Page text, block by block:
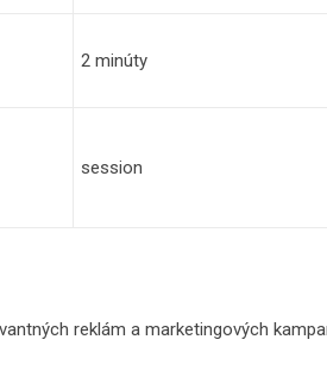
2 minúty
session
reklám a marketingových